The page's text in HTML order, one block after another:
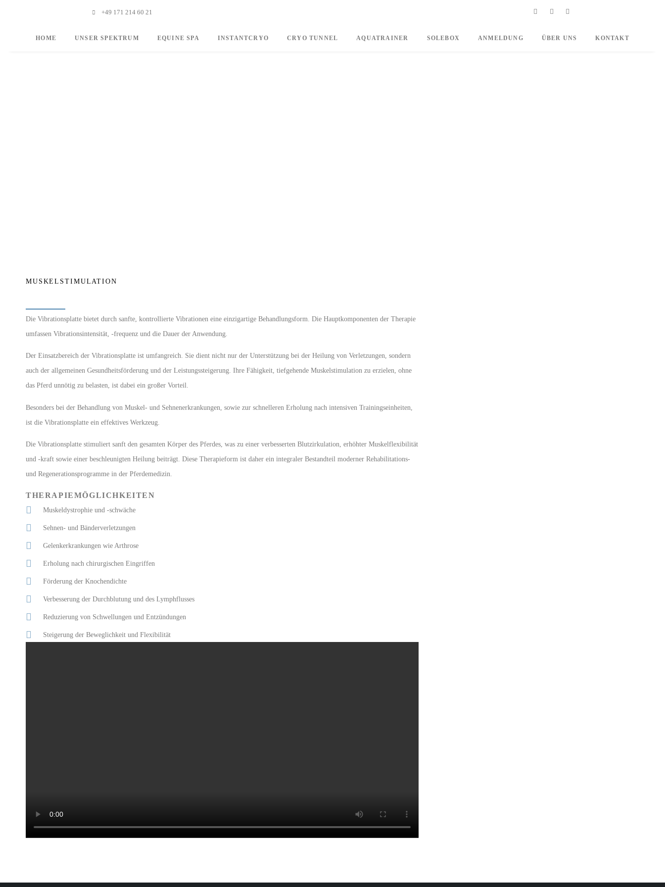
+49 171 214 60 21
HOME UNSER SPEKTRUM EQUINE SPA INSTANTCRYO CRYO TUNNEL AQUATRAINER SOLEBOX ANMELDUNG ÜBER UNS KONTAKT
MUSKELSTIMULATION
Die Vibrationsplatte bietet durch sanfte, kontrollierte Vibrationen eine einzigartige Behandlungsform. Die Hauptkomponenten der Therapie
umfassen Vibrationsintensität, -frequenz und die Dauer der Anwendung.
Der Einsatzbereich der Vibrationsplatte ist umfangreich. Sie dient nicht nur der Unterstützung bei der Heilung von Verletzungen, sondern
auch der allgemeinen Gesundheitsförderung und der Leistungssteigerung. Ihre Fähigkeit, tiefgehende Muskelstimulation zu erzielen, ohne
das Pferd unnötig zu belasten, ist dabei ein großer Vorteil.
Besonders bei der Behandlung von Muskel- und Sehnenerkrankungen, sowie zur schnelleren Erholung nach intensiven Trainingseinheiten,
ist die Vibrationsplatte ein effektives Werkzeug.
Die Vibrationsplatte stimuliert sanft den gesamten Körper des Pferdes, was zu einer verbesserten Blutzirkulation, erhöhter Muskelflexibilität
und -kraft sowie einer beschleunigten Heilung beiträgt. Diese Therapieform ist daher ein integraler Bestandteil moderner Rehabilitations-
und Regenerationsprogramme in der Pferdemedizin.
THERAPIEMÖGLICHKEITEN
Muskeldystrophie und -schwäche
Sehnen- und Bänderverletzungen
Gelenkerkrankungen wie Arthrose
Erholung nach chirurgischen Eingriffen
Förderung der Knochendichte
Verbesserung der Durchblutung und des Lymphflusses
Reduzierung von Schwellungen und Entzündungen
Steigerung der Beweglichkeit und Flexibilität